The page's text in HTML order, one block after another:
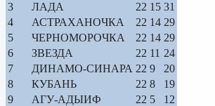
3
ЛАДА 22 15 31
4
АСТРАХАНОЧКА 22 14 29
5
ЧЕРНОМОРОЧКА 22 14 29
6
ЗВЕЗДА 22 11 24
7
ДИНАМО-СИНАРА 22 9
20
8
КУБАНЬ 22 8
19
9
АГУ-АДЫИФ 22 5
12